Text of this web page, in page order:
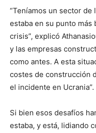
“Teníamos un sector
estaba en su punto más
crisis”, explicó
y las empresas
como antes. A esta
costes de construcción
el incidente en Ucrania”.
Si bien esos desafíos
estaba, y está, lidiando